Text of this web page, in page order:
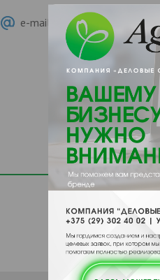
e-mail: KMK2002@rambler.ru